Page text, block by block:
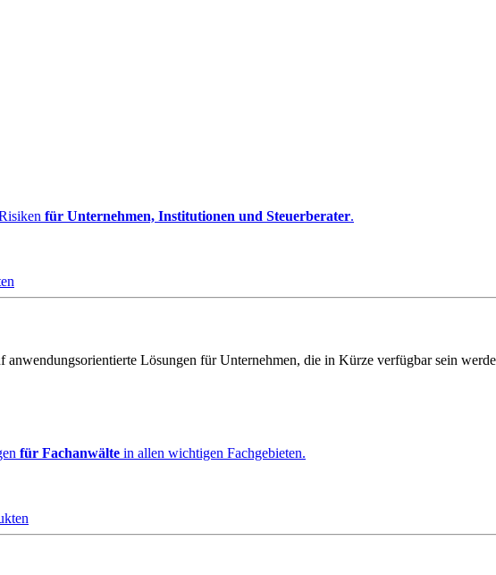
für Unternehmen, Institutionen und Steuerberater.
anwendungsorientierte Lösungen für Unternehmen, die in Kürze verfügbar sein
für Fachanwälte in allen wichtigen Fachgebieten.